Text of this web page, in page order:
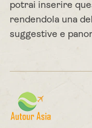
potrai inserire
rendendola una
suggestive e